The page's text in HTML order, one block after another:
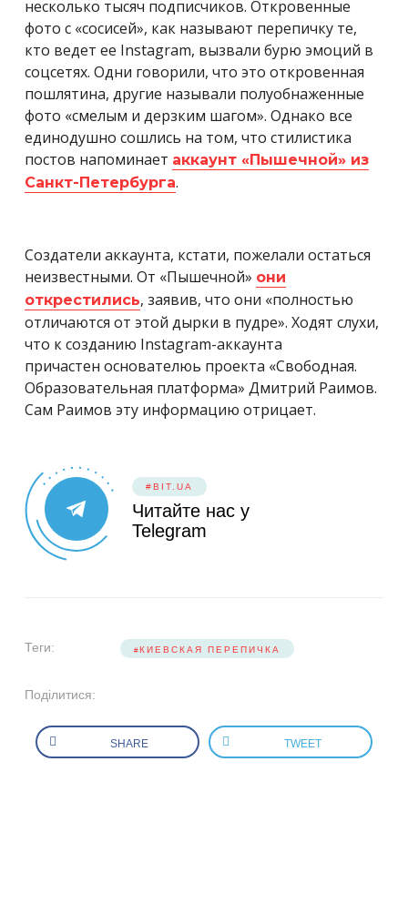
несколько тысяч подписчиков. Откровенные
фото с «сосисей», как называют перепичку те,
кто ведет ее Instagram, вызвали бурю эмоций в
соцсетях. Одни говорили, что это откровенная
пошлятина, другие называли полуобнаженные
фото «смелым и дерзким шагом». Однако все
единодушно сошлись на том, что стилистика
постов напоминает аккаунт «Пышечной» из
Санкт-Петербурга.
Создатели аккаунта, кстати, пожелали остаться
неизвестными. От «Пышечной» они
открестились, заявив, что они «полностью
отличаются от этой дырки в пудре». Ходят слухи,
что к созданию Instagram-аккаунта
причастен основателюь проекта «Свободная.
Образовательная платформа» Дмитрий Раимов.
Сам Раимов эту информацию отрицает.
#BIT.UA
Читайте нас у
Telegram
Теги: КИЕВСКАЯ ПЕРЕПИЧКА
Поділитися:
SHARE TWEET